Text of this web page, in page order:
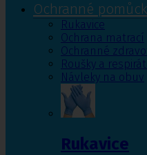
Ochranné
Rukavice
Ochrana matrací
Ochranné
Roušky a
Návleky na obuv
Rukavice